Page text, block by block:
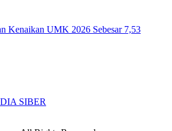
Kenaikan UMK 2026 Sebesar 7,53
SIBER